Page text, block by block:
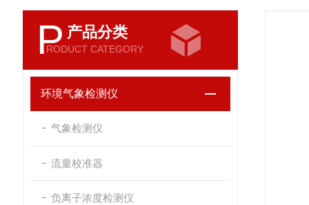
P 产品分类
RODUCT CATEGORY
环境气象检测仪
气象检测仪
流量校准器
负离子浓度检测仪